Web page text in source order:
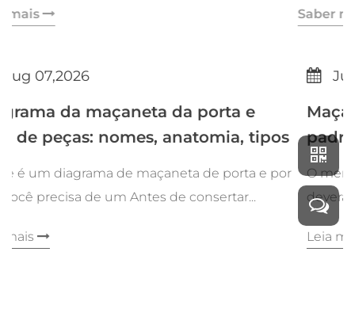
e
tipos
de porta e por
Maçanetas ergonômicas:
padrões e guia de seleção
O mercado global de ergonômico
deverá ultrapassar os 2,1 mil ...